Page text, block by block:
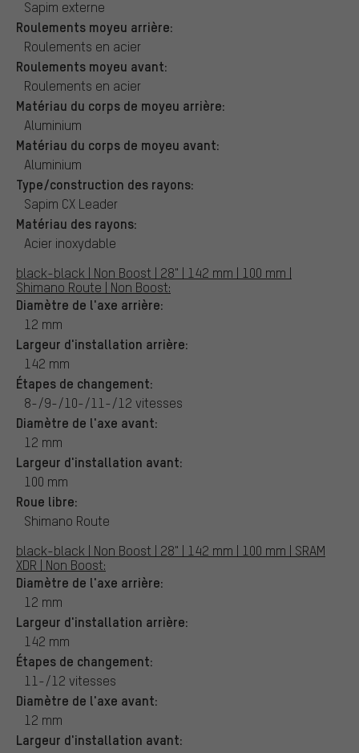
Sapim externe
Roulements moyeu arrière:
Roulements en acier
Roulements moyeu avant:
Roulements en acier
Matériau du corps de moyeu arrière:
Aluminium
Matériau du corps de moyeu avant:
Aluminium
Type/construction des rayons:
Sapim CX Leader
Matériau des rayons:
Acier inoxydable
black-black | Non Boost | 28" | 142 mm | 100 mm |
Shimano Route | Non Boost:
Diamètre de l'axe arrière:
12 mm
Largeur d'installation arrière:
142 mm
Étapes de changement:
8-/9-/10-/11-/12 vitesses
Diamètre de l'axe avant:
12 mm
Largeur d'installation avant:
100 mm
Roue libre:
Shimano Route
black-black | Non Boost | 28" | 142 mm | 100 mm | SRAM
XDR | Non Boost:
Diamètre de l'axe arrière:
12 mm
Largeur d'installation arrière:
142 mm
Étapes de changement:
11-/12 vitesses
Diamètre de l'axe avant:
12 mm
Largeur d'installation avant: